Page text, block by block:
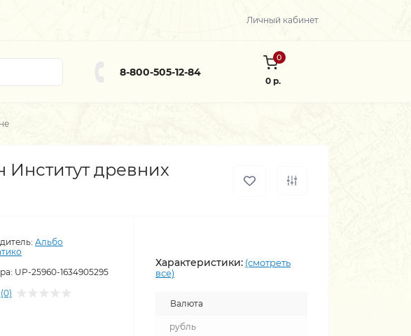
Личный кабинет
8-800-505-12-84
0
0 р.
Институт древних
Альбо
UP-25960-1634905295
(0)
Характеристики: (смотреть
все)
Валюта
рубль